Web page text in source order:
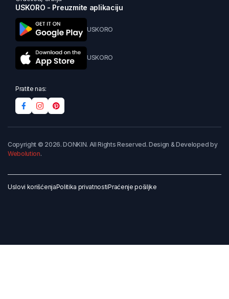
USKORO - Preuzmite aplikaciju
USKORO
USKORO
Pratite nas:
Copyright © 2026. DONKIN. All Rights Reserved. Design & Developed by
Webolution.
Uslovi korišćenjaPolitika privatnostiPraćenje pošiljke